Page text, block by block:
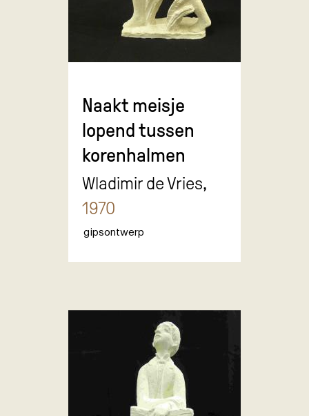
Naakt meisje
lopend tussen
korenhalmen
Wladimir de Vries,
1970
gipsontwerp